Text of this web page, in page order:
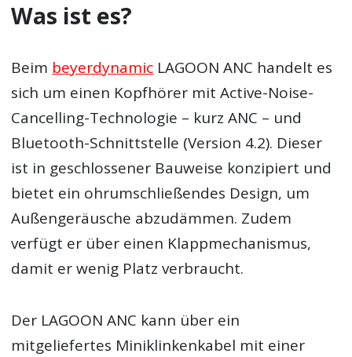
Was ist es?
Beim beyerdynamic LAGOON ANC handelt es
sich um einen Kopfhörer mit Active-Noise-
Cancelling-Technologie – kurz ANC – und
Bluetooth-Schnittstelle (Version 4.2). Dieser
ist in geschlossener Bauweise konzipiert und
bietet ein ohrumschließendes Design, um
Außengeräusche abzudämmen. Zudem
verfügt er über einen Klappmechanismus,
damit er wenig Platz verbraucht.
Der LAGOON ANC kann über ein
mitgeliefertes Miniklinkenkabel mit einer